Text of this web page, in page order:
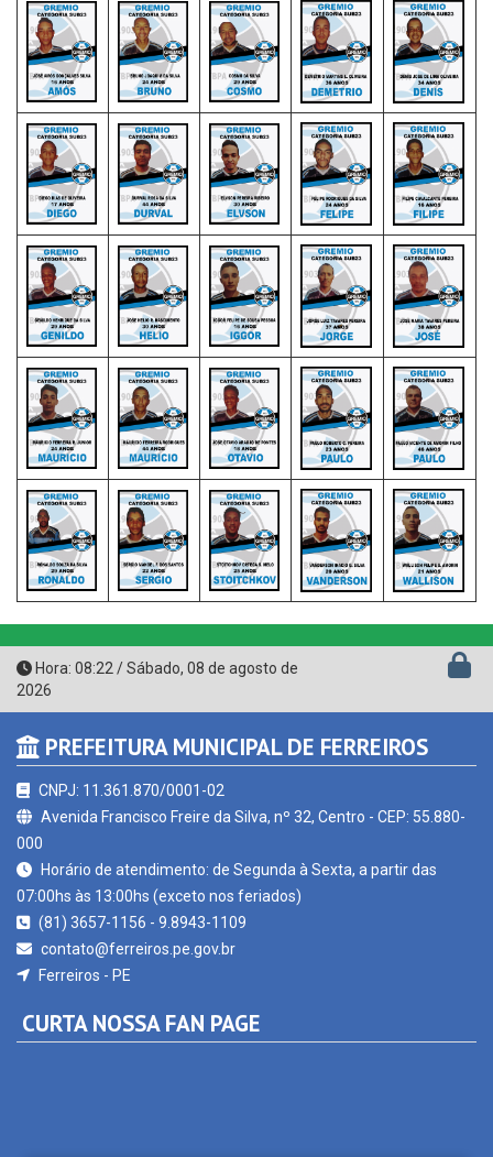
Hora: 08:22 /Sábado, 08 de agosto de
2026
PREFEITURA MUNICIPAL DE FERREIROS
CNPJ: 11.361.870/0001-02
Avenida Francisco Freire da Silva, nº 32, Centro - CEP: 55.880-
000
Horário de atendimento: de Segunda à Sexta, a partir das
07:00hs às 13:00hs (exceto nos feriados)
(81) 3657-1156 - 9.8943-1109
contato@ferreiros.pe.gov.br
Ferreiros - PE
CURTA NOSSA FAN PAGE